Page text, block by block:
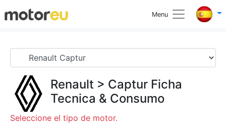
Menu
Renault > Captur Ficha
Tecnica & Consumo
Seleccione el tipo de motor.